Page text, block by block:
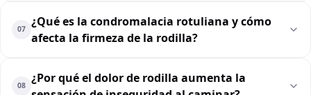
07
¿Qué es la condromalacia rotuliana y cómo
afecta la firmeza de la rodilla?
08
¿Por qué el dolor de rodilla aumenta la